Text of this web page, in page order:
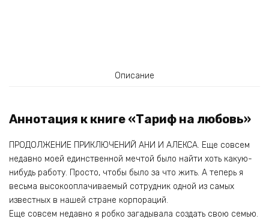
Описание
Аннотация к книге «Тариф на любовь»
ПРОДОЛЖЕНИЕ ПРИКЛЮЧЕНИЙ АНИ И АЛЕКСА. Еще совсем
недавно моей единственной мечтой было найти хоть какую-
нибудь работу. Просто, чтобы было за что жить. А теперь я
весьма высокооплачиваемый сотрудник одной из самых
известных в нашей стране корпораций.
Еще совсем недавно я робко загадывала создать свою семью.